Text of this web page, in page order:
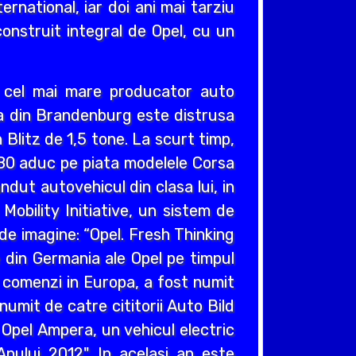
iar doi ani mai tarziu
integral de Opel, cu un
mai mare producator auto
din Brandenburg este distrusa
Blitz de 1,5 tone. La scurt timp,
aduc pe piata modelele Corsa
autovehicul din clasa lui, in
Mobility Initiative, un sistem de
imagine: “Opel. Fresh Thinking
Germania ale Opel pe timpul
in Europa, a fost numit
numit de catre cititorii Auto Bild
Ampera, un vehicul electric